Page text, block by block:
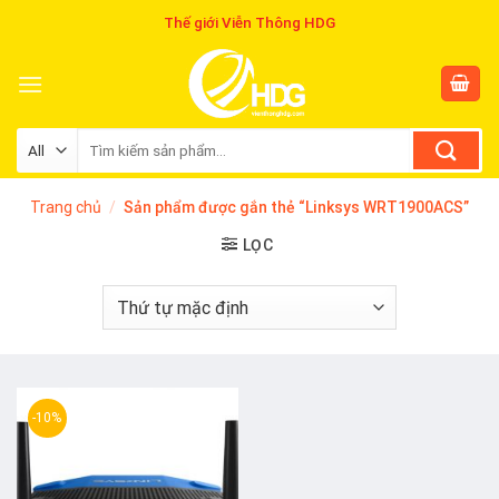
Thế giới Viễn Thông HDG
Trang chủ / Sản phẩm được gắn thẻ “Linksys WRT1900ACS”
LỌC
-10%